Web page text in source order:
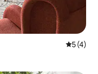
5 (4)